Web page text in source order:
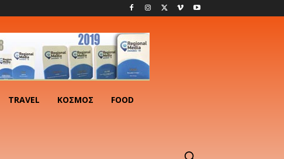
TRAVEL ΚΟΣΜΟΣ FOOD